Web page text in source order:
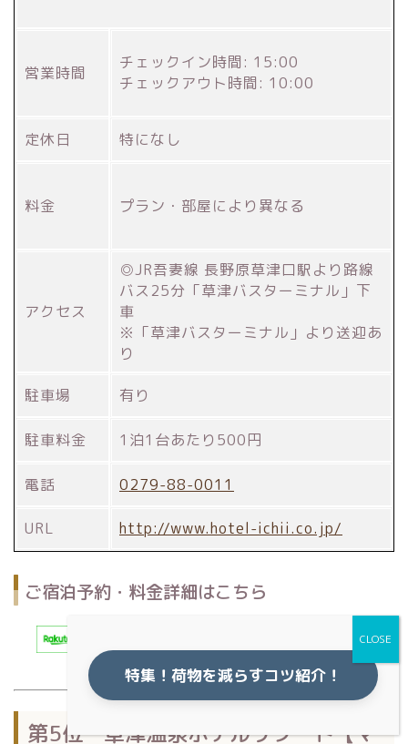
営業時間
チェックイン時間: 15:00
チェックアウト時間: 10:00
定休日 特になし
料金 プラン・部屋により異なる
アクセス
◎JR吾妻線 長野原草津口駅より路線
バス25分「草津バスターミナル」下
車
※「草津バスターミナル」より送迎あ
り
駐車場 有り
駐車料金 1泊1台あたり500円
電話 0279-88-0011
URL http://www.hotel-ichii.co.jp/
ご宿泊予約・料金詳細はこちら
第5位 草津温泉ホテルリゾート【マ
特集！荷物を減らすコツ紹介！